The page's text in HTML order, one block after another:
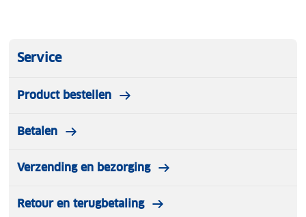
Uitneembare verlichting
Geschikt voor volwassenen
Service
Product bestellen
Betalen
Verzending en bezorging
Retour en terugbetaling